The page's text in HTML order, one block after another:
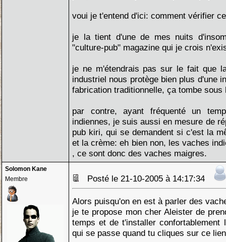
voui je t'entend d'ici: comment vérifier
je la tient d'une de mes nuits
"culture-pub" magazine qui je crois
je ne m'étendrais pas sur le fait que
industriel nous protège bien plus d'une
fabrication traditionnelle, ça tombe sous
par contre, ayant fréquenté un
indiennes, je suis aussi en mesure de
pub kiri, qui se demandent si c'est la
et la crème: eh bien non, les vaches
, ce sont donc des vaches maigres.
Solomon Kane
Membre
Posté le 21-10-2005 à 14:17:34
Alors puisqu'on en est à parler des
je te propose mon cher Aleister de
temps et de t'installer confortablement
qui se passe quand tu cliques sur ce